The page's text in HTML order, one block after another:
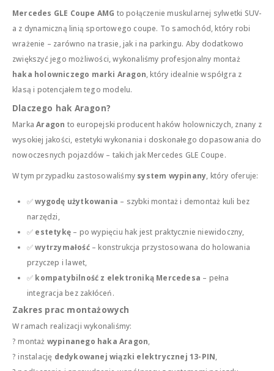
Mercedes GLE Coupe AMG to połączenie muskularnej sylwetki SUV-
a z dynamiczną linią sportowego coupe. To samochód, który robi
wrażenie – zarówno na trasie, jak i na parkingu. Aby dodatkowo
zwiększyć jego możliwości, wykonaliśmy profesjonalny montaż
haka holowniczego marki Aragon, który idealnie współgra z
klasą i potencjałem tego modelu.
Dlaczego hak Aragon?
MarkaAragon to europejski producent haków holowniczych, znany z
wysokiej jakości, estetyki wykonania i doskonałego dopasowania do
nowoczesnych pojazdów – takich jak Mercedes GLE Coupe.
W tym przypadku zastosowaliśmy system wypinany, który oferuje:
✅wygodę użytkowania – szybki montaż i demontaż kuli bez
narzędzi,
✅ estetykę – po wypięciu hak jest praktycznie niewidoczny,
✅wytrzymałość– konstrukcja przystosowana do holowania
przyczep i lawet,
✅ kompatybilność z elektroniką Mercedesa – pełna
integracja bez zakłóceń.
Zakres prac montażowych
W ramach realizacji wykonaliśmy:
? montaż wypinanego haka Aragon,
? instalację dedykowanej wiązki elektrycznej 13-PIN,